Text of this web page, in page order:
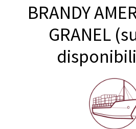
BRANDY
GRANEL